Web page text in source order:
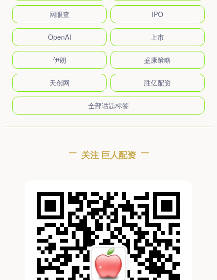
网眼查 IPO
OpenAI 上市
伊朗 盛康策略
天创网 胜亿配资
全部话题标签
关注 巨人配资